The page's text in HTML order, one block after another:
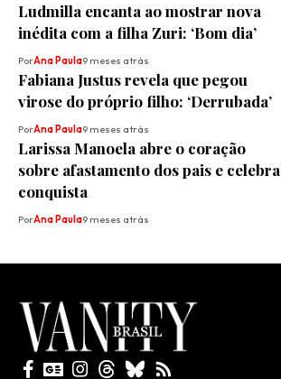
Ludmilla encanta ao mostrar nova
inédita com a filha Zuri: ‘Bom dia’
PorAna Paula9 meses atrás
Fabiana Justus revela que pegou
virose do próprio filho: ‘Derrubada’
PorAna Paula9 meses atrás
Larissa Manoela abre o coração
sobre afastamento dos pais e celebra
conquista
PorAna Paula9 meses atrás